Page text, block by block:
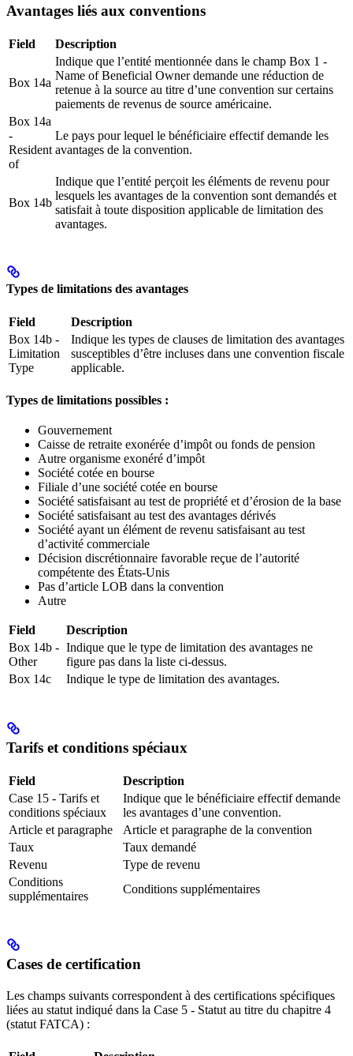
Avantages liés aux conventions
Field Description
Box 14a
Indique que l’entité mentionnée dans le champ Box 1 -
Name of Beneficial Owner demande une réduction de
retenue à la source au titre d’une convention sur certains
paiements de revenus de source américaine.
Box 14a
-
Resident
of
Le pays pour lequel le bénéficiaire effectif demande les
avantages de la convention.
Box 14b
Indique que l’entité perçoit les éléments de revenu pour
lesquels les avantages de la convention sont demandés et
satisfait à toute disposition applicable de limitation des
avantages.
Types de limitations des avantages
Field
Description
Box 14b -
Limitation
Type
Indique les types de clauses de limitation des avantages
susceptibles d’être incluses dans une convention fiscale
applicable.
Types de limitations possibles :
Gouvernement
Caisse de retraite exonérée d’impôt ou fonds de pension
Autre organisme exonéré d’impôt
Société cotée en bourse
Filiale d’une société cotée en bourse
Société satisfaisant au test de propriété et d’érosion de la base
Société satisfaisant au test des avantages dérivés
Société ayant un élément de revenu satisfaisant au test
d’activité commerciale
Décision discrétionnaire favorable reçue de l’autorité
compétente des États-Unis
Pas d’article LOB dans la convention
Autre
Field
Description
Box 14b -
Other
Indique que le type de limitation des avantages ne
figure pas dans la liste ci-dessus.
Box 14c
Indique le type de limitation des avantages.
Tarifs et conditions spéciaux
Field
Description
Case 15 - Tarifs et
conditions spéciaux
Indique que le bénéficiaire effectif demande
les avantages d’une convention.
Article et paragraphe
Article et paragraphe de la convention
Taux
Taux demandé
Revenu
Type de revenu
Conditions
supplémentaires
Conditions supplémentaires
Cases de certification
Les champs suivants correspondent à des certifications spécifiques
liées au statut indiqué dans la Case 5 - Statut au titre du chapitre 4
(statut FATCA) :